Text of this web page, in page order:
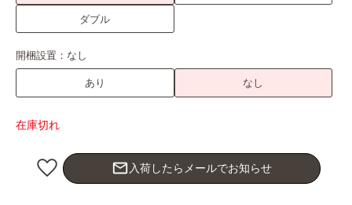
ダブル
開梱設置： なし
あり なし
在庫切れ
mail_outline 入荷したらメールでお知らせ